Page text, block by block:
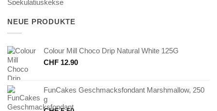
NEUE PRODUKTE
Colour Mill Choco Drip Natural White 125G
CHF 12.90
FunCakes Geschmacksfondant Marshmallow, 250
g